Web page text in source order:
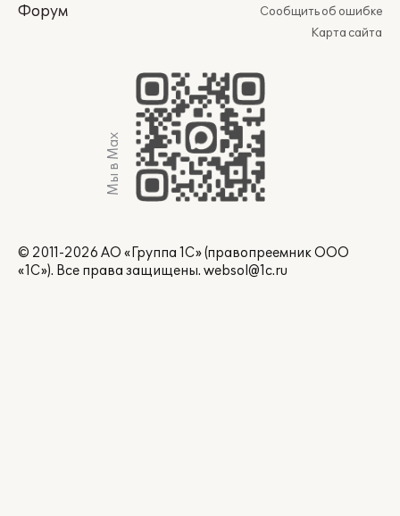
Форум
Сообщить об ошибке
Карта сайта
Мы в Max
© 2011-2026 АО «Группа 1С» (правопреемник ООО
«1С»). Все права защищены. websol@1c.ru